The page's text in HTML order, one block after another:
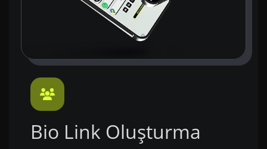
Bio Link Oluşturma